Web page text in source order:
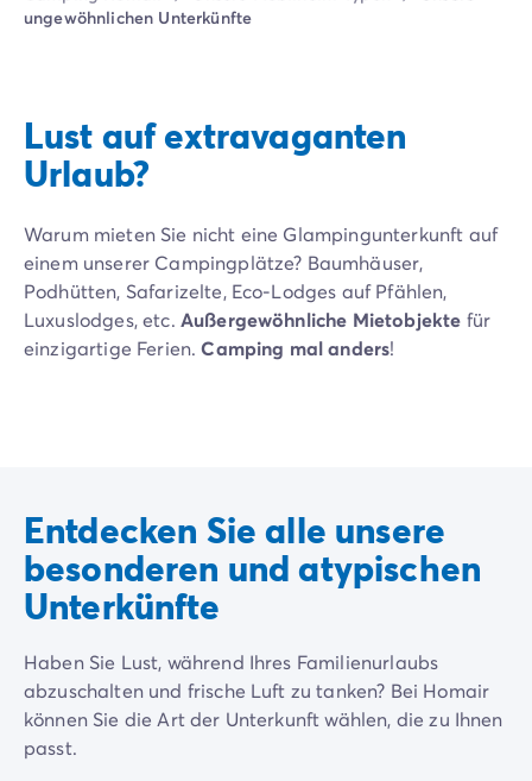
Campingplatz Umbrien
Campingplatz Lazise
Campingplatz Lido di Jesolo
Campingplatz Venedig
Campingplatz Kroatien
Campingplatz Dalmatien
Campingplatz Cres
Campingplatz Split
Campingplatz Zadar
Campingplatz Umag
Campingplatz Kvarner
Campingplatz Frankreich
Campingplatz Aquitaine
Campingplatz Gironde
Campingplatz Arcachon
Campingplatz Lacanau
Campingplatz Landes
ungewöhnlichen Unterkünfte
Lust auf extravaganten
Urlaub?
Warum mieten Sie nicht eine Glampingunterkunft auf
einem unserer Campingplätze? Baumhäuser,
Podhütten, Safarizelte, Eco-Lodges auf Pfählen,
Luxuslodges, etc. Außergewöhnliche Mietobjekte für
einzigartige Ferien.Camping mal anders!
Entdecken Sie alle unsere
besonderen und atypischen
Unterkünfte
Haben Sie Lust, während Ihres Familienurlaubs
abzuschalten und frische Luft zu tanken? Bei Homair
können Sie die Art der Unterkunft wählen, die zu Ihnen
passt.